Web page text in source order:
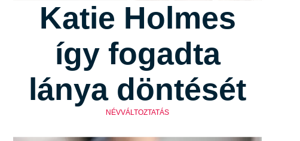
Katie Holmes
így fogadta
lánya döntését
NÉVVÁLTOZTATÁS